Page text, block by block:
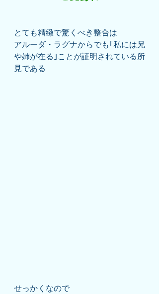
とても精緻で驚くべき整合は
アルーダ・ラグナからでも｢私には兄
や姉が在る｣ことが証明されている所
見である
せっかくなので